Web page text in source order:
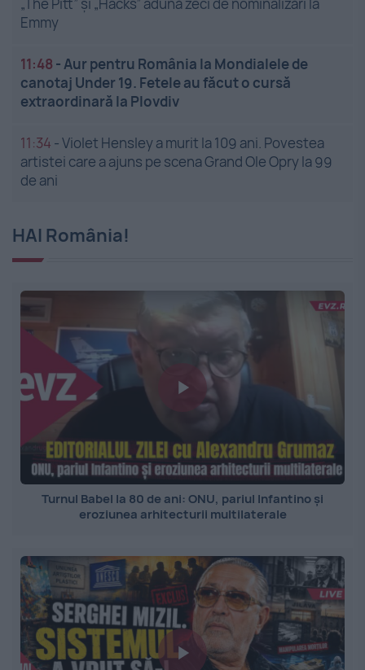
Emmy
11:48 - Aur pentru România la Mondialele de
canotaj Under 19. Fetele au făcut o cursă
extraordinară la Plovdiv
11:34 -Violet Hensley a murit la 109 ani. Povestea
artistei care a ajuns pe scena Grand Ole Opry la 99
de ani
HAI România!
Turnul Babel la 80 de ani: ONU, pariul Infantino și
eroziunea arhitecturii multilaterale